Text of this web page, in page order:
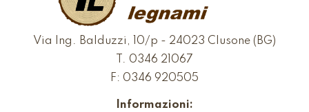
Via Ing. Balduzzi, 10/p - 24023 Clusone (BG)
T. 0346 21067
F: 0346 920505
Informazioni: